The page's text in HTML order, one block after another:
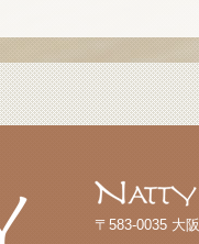
〒583-0035 大